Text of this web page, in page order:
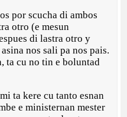
por scucha di ambos
otro (e mesun
di lastra otro y
nos sali pa nos pais.
ta cu no tin e boluntad
ta kere cu tanto esnan
e ministernan mester